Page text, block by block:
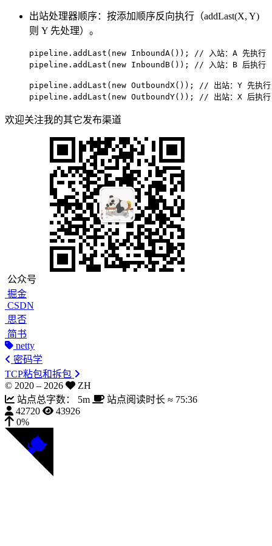
出站处理器顺序：按添加顺序反向执行（addLast(X, Y)
则 Y 先处理）。
pipeline.addLast( new InboundA());
// 入站：A 先执行
pipeline.addLast( new InboundB()); // 入站：B 后执行
pipeline.addLast( new OutboundX());
// 出站：Y 先执行
pipeline.addLast( new OutboundY()); // 出站：X 后执行
欢迎关注我的其它发布渠道
公众号
掘金
CSDN
思否
简书
netty
密码学
TCP粘包和拆包
© 2020 – 2026
ZH
站点总字数：
5m 站点阅读时长 ≈ 75:36
42720
43926
0%